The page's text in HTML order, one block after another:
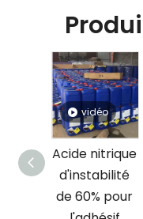
nitrique
60% pour
vidéo
Acide